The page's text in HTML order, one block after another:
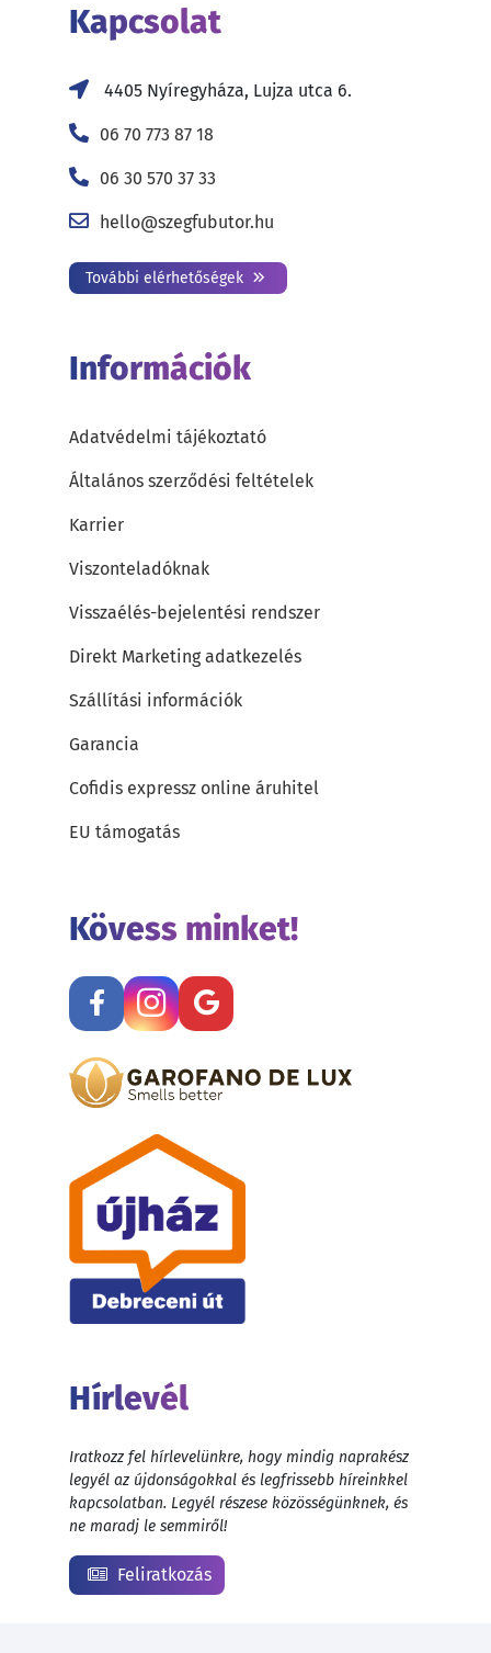
Kapcsolat
4405 Nyíregyháza, Lujza utca 6.
06 70 773 87 18
06 30 570 37 33
hello@szegfubutor.hu
További elérhetőségek
Információk
Adatvédelmi tájékoztató
Általános szerződési feltételek
Karrier
Viszonteladóknak
Visszaélés-bejelentési rendszer
Direkt Marketing adatkezelés
Szállítási információk
Garancia
Cofidis expressz online áruhitel
EU támogatás
Kövess minket!
Hírlevél
Iratkozz fel hírlevelünkre, hogy mindig naprakész
legyél az újdonságokkal és legfrissebb híreinkkel
kapcsolatban. Legyél részese közösségünknek, és
ne maradj le semmiről!
Feliratkozás